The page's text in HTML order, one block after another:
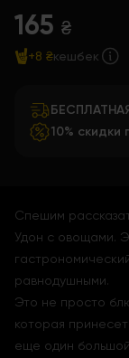
165 ₴
+8 ₴кешбек
10%
Спешим
Удон с овощами.
равнодушными.
Это не просто
которая
еще один